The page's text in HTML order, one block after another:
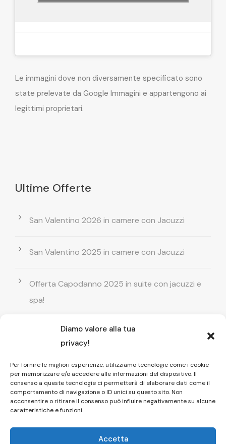
Diamo valore alla tua
privacy!
Per fornire le migliori esperienze, utilizziamo tecnologie come i cookie
per memorizzare e/o accedere alle informazioni del dispositivo. Il
consenso a queste tecnologie ci permetterà di elaborare dati come il
comportamento di navigazione o ID unici su questo sito. Non
acconsentire o ritirare il consenso può influire negativamente su alcune
caratteristiche e funzioni.
Accetta
Le immagini dove non diversamente specificato sono
state prelevate da Google Immagini e appartengono ai
legittimi proprietari.
Ultime Offerte
San Valentino 2026 in camere con Jacuzzi
San Valentino 2025 in camere con Jacuzzi
Offerta Capodanno 2025 in suite con jacuzzi e
spa!
Offerta Natale in camera con vasca
idromassaggio ! Prenota il tuo relax esclusivo
Entrata GRATUITA in Piscina esterna! Il tuo relax
di coppia